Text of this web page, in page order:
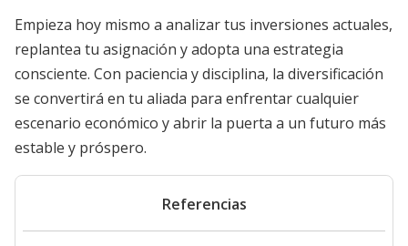
Empieza hoy mismo a analizar tus inversiones actuales,
replantea tu asignación y adopta una estrategia
consciente. Con paciencia y disciplina, la diversificación
se convertirá en tu aliada para enfrentar cualquier
escenario económico y abrir la puerta a un futuro más
estable y próspero.
Referencias